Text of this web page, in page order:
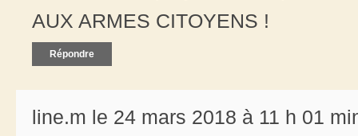
AUX ARMES CITOYENS !
Répondre
line.m le 24 mars 2018 à 11 h 01